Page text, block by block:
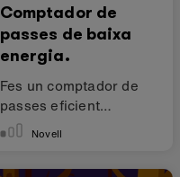
Comptador de
passes de baixa
energia.
Fes un comptador de
passes eficient
energèticament
Novell